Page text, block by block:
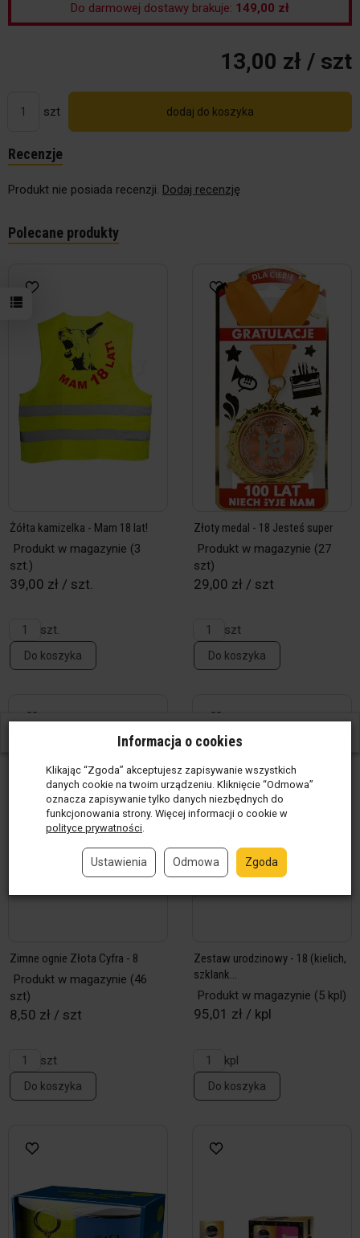
Do darmowej dostawy brakuje: 149,00 zł
13,00 zł / szt
szt dodaj do koszyka
Recenzje
Produkt nie posiada recenzji. Dodaj recenzję
Polecane produkty
Żółta kamizelka - Mam 18 lat!
Produkt w magazynie (3
szt.)
39,00 zł / szt.
szt.
Do koszyka
Złoty medal - 18 Jesteś super
Produkt w magazynie (27
szt)
29,00 zł / szt
szt
Do koszyka
Zimne ognie Złota Cyfra - 8
Produkt w magazynie (46
szt)
8,50 zł / szt
szt
Do koszyka
Zestaw urodzinowy - 18 (kielich,
szklank...
Produkt w magazynie (5 kpl)
95,01 zł / kpl
kpl
Do koszyka
W ostatnich 30 dniach produktem interesują się
Informacja o cookies
Klikając “Zgoda” akceptujesz zapisywanie wszystkich
danych cookie na twoim urządzeniu. Kliknięcie “Odmowa”
oznacza zapisywanie tylko danych niezbędnych do
funkcjonowania strony. Więcej informacji o cookie w
polityce prywatności
Ustawienia Odmowa Zgoda